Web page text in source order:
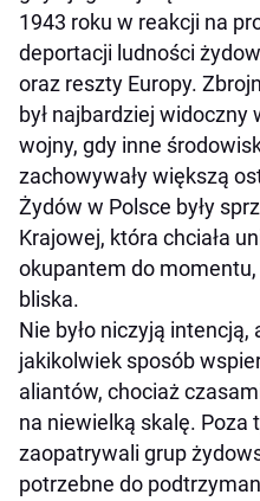
1943 roku w reakcji na
deportacji ludności
oraz reszty Europy.
był najbardziej
wojny, gdy inne
zachowywały większą
Żydów w Polsce były
Krajowej, która chciała
okupantem do
bliska.
Nie było niczyją intencją,
jakikolwiek sposób
aliantów, chociaż
na niewielką skalę. Poza
zaopatrywali grup
potrzebne do